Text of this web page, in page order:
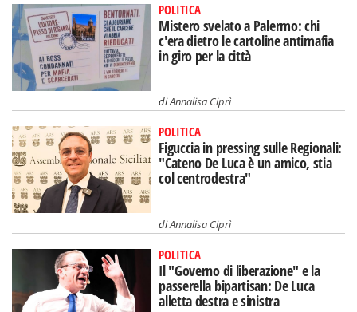
POLITICA
Mistero svelato a Palermo: chi
c'era dietro le cartoline antimafia
in giro per la città
diAnnalisa Ciprì
POLITICA
Figuccia in pressing sulle Regionali:
"Cateno De Luca è un amico, stia
col centrodestra"
diAnnalisa Ciprì
POLITICA
Il "Governo di liberazione" e la
passerella bipartisan: De Luca
alletta destra e sinistra